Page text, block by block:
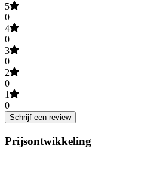
5
0
4
0
3
0
2
0
1
0
Schrijf een review
Prijsontwikkeling